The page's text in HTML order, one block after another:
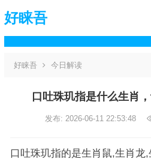
好睐吾
好睐吾 今日解读
口吐珠玑指是什么生肖
发布: 2026-06-11 22:53:48
口吐珠玑指的是生肖鼠,生肖龙,